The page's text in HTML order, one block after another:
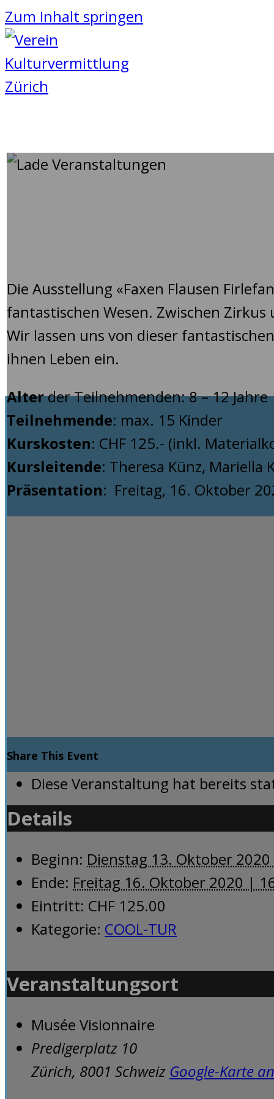
Zum Inhalt springen
Die Ausstellung «Faxen Flausen
fantastischen Wesen. Zwischen
Wir lassen uns von dieser
ihnen Leben ein.
Alterder Teilnehmenden: 8 – 12 Jahre
Teilnehmende: max. 15 Kinder
Kurskosten: CHF 125.- (inkl.
Kursleitende: Theresa Künz,
Präsentation: Freitag, 16. Oktober
Share This Event
Diese Veranstaltung hat bereits
Details
Beginn: Dienstag 13. Oktober
Ende: Freitag 16. Oktober 2020 |
Eintritt: CHF 125.00
Kategorie: COOL-TUR
Veranstaltungsort
Musée Visionnaire
Predigerplatz 10
Zürich, 8001 Schweiz Google-Karte